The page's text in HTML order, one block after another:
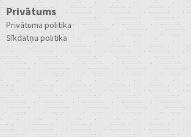
Privātums
Privātuma politika
Sīkdatņu politika